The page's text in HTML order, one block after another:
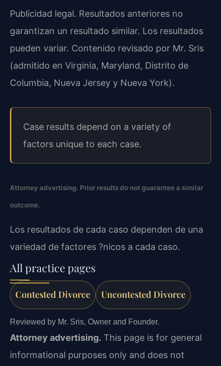
Publicidad legal. Resultados anteriores no
garantizan un resultado similar. Los resultados
pueden variar. Contenido revisado por Mr. Sris
(admitido en Virginia, Maryland, Distrito de
Columbia, Nueva Jersey y Nueva York).
Case results depend on a variety of
factors unique to each case.
Attorney advertising. Prior results do not guarantee a similar
outcome.
Los resultados de cada caso dependen de una
variedad de factores ?nicos a cada caso.
All practice pages
Contested Divorce Uncontested Divorce
Reviewed by Mr. Sris, Owner and Founder.
Attorney advertising. This page is for general
informational purposes only and does not